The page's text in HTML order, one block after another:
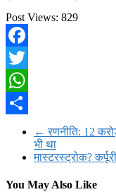
Post Views: 829
Facebook
Twitter
WhatsApp
← रणनीति: 12
भी था
मास्टरस्ट्रोक?
You May Also Like